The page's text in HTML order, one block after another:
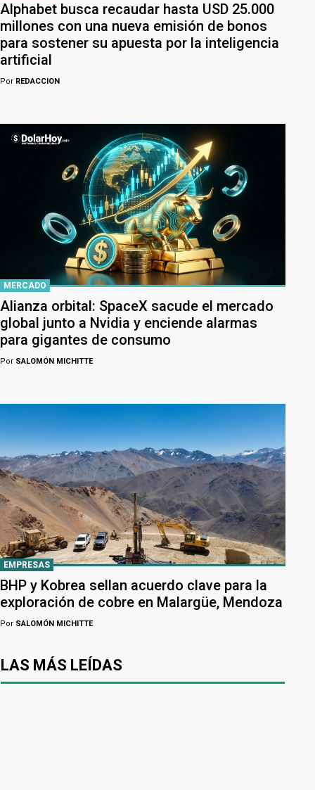
Alphabet busca recaudar hasta USD 25.000
millones con una nueva emisión de bonos
para sostener su apuesta por la inteligencia
artificial
Por REDACCION
MERCADO
Alianza orbital: SpaceX sacude el mercado
global junto a Nvidia y enciende alarmas
para gigantes de consumo
Por SALOMÓN MICHITTE
EMPRESAS
BHP y Kobrea sellan acuerdo clave para la
exploración de cobre en Malargüe, Mendoza
Por SALOMÓN MICHITTE
LAS MÁS LEÍDAS